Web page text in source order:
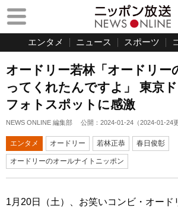
エンタメ ニュース スポーツ
オードリー若林「オードリー
ってくれたんですよ」 東京
フォトスポットに感激
NEWS ONLINE 編集部 公開： 2024-01-24 （2024-01-24
エンタメ オードリー 若林正恭 春日俊彰
オードリーのオールナイトニッポン
1月20日（土）、お笑いコンビ・オード